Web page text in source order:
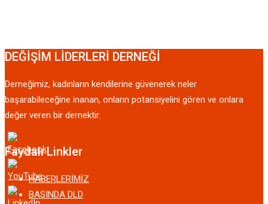
DEĞİŞİM LİDERLERİ DERNEĞİ
Derneğimiz, kadınların kendilerine güvenerek neler
başarabileceğine inanan, onların potansiyelini gören ve onlara
değer veren bir dernektir.
Faydalı Linkler
HABERLERİMİZ
BASINDA DLD